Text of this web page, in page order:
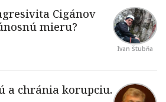
Ivan Štubňa